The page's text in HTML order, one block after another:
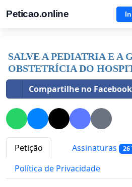
Peticao.online
SALVE A PEDIATRIA E A
OBSTETRÍCIA DO
Compartilhe no Facebook
Petição Assinaturas 26
Política de Privacidade